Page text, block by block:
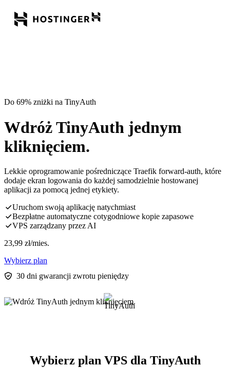
Do 69% zniżki na TinyAuth
Wdróż TinyAuth jednym
kliknięciem.
Lekkie oprogramowanie pośredniczące Traefik forward-auth, które
dodaje ekran logowania do każdej samodzielnie hostowanej
aplikacji za pomocą jednej etykiety.
Uruchom swoją aplikację natychmiast
Bezpłatne automatyczne cotygodniowe kopie zapasowe
VPS zarządzany przez AI
23,99 zł/mies.
Wybierz plan
30 dni gwarancji zwrotu pieniędzy
Wybierz plan VPS dla TinyAuth